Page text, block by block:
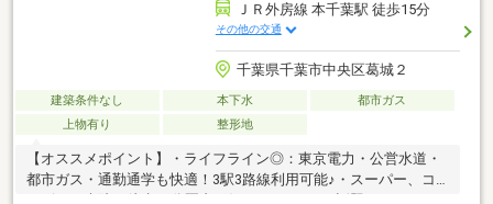
ＪＲ外房線 本千葉駅 徒歩15分
その他の交通
千葉県千葉市中央区葛城２
建築条件なし 本下水
都市ガス
上物有り
整形地
【オススメポイント】・ライフライン◎：東京電力・公営水道・
都市ガス・通勤通学も快適！3駅3路線利用可能♪・スーパー、コ